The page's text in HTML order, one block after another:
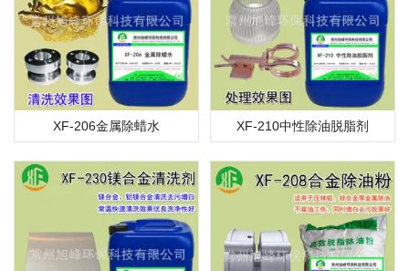
XF-206金属除蜡水 XF-210中性除油脱脂剂